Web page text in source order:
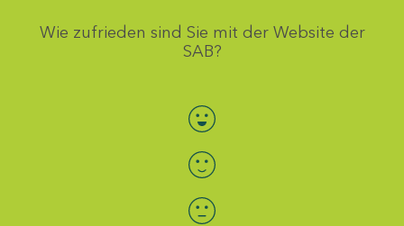
Wie zufrieden sind Sie mit der Website der
SAB?
Bewertung auswählen